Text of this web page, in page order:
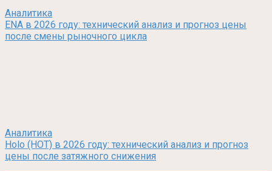
Аналитика
ENA в 2026 году: технический анализ и прогноз цены
после смены рыночного цикла
Аналитика
Holo (HOT) в 2026 году: технический анализ и прогноз
цены после затяжного снижения